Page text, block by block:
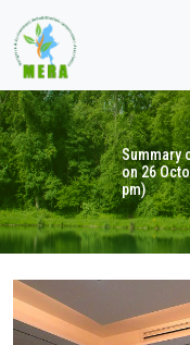
Summary
on 26
pm)